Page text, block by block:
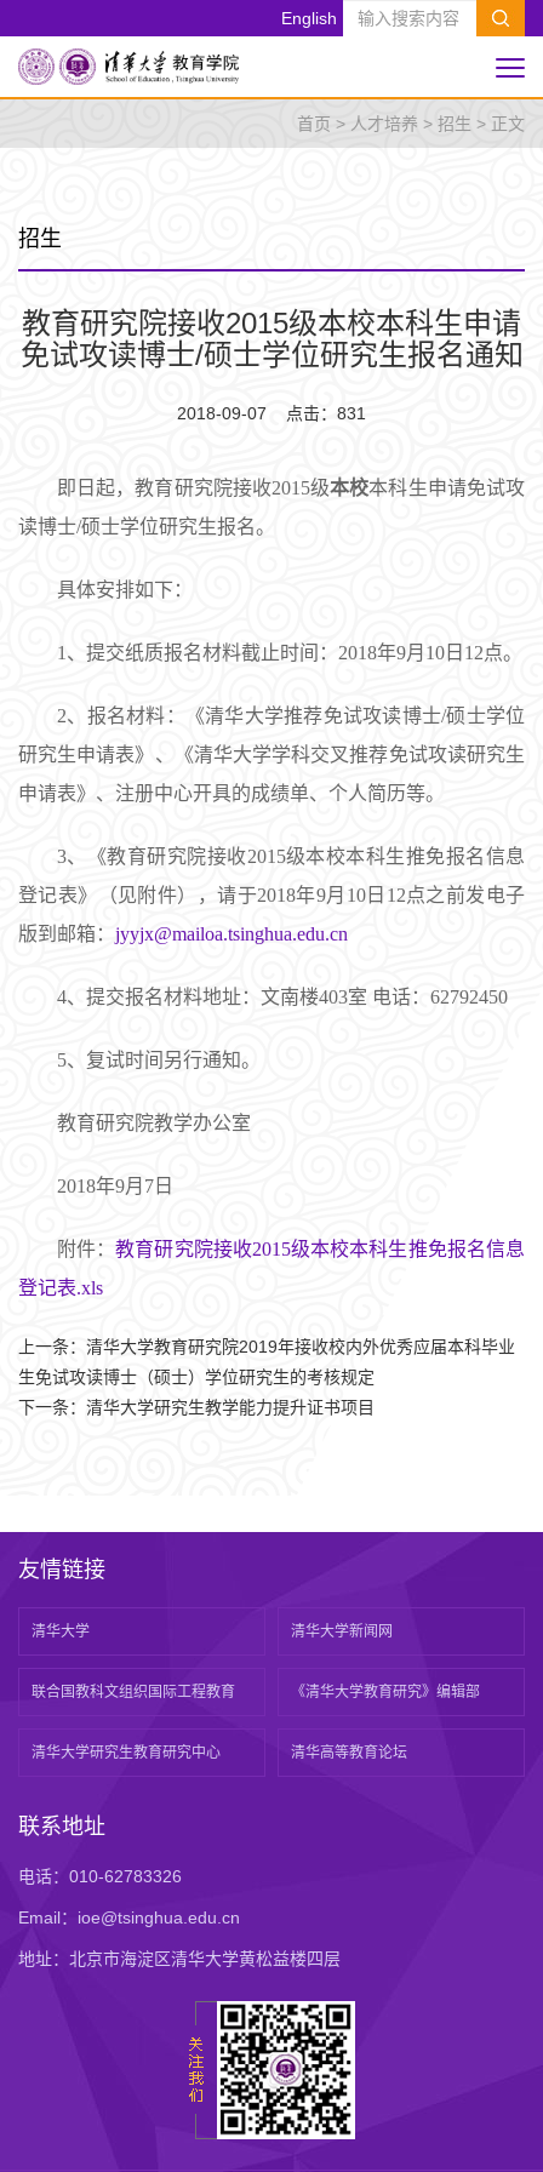
English
首页 > 人才培养 > 招生 > 正文
招生
教育研究院接收2015级本校本科生申请
免试攻读博士/硕士学位研究生报名通知
2018-09-07 点击： 831
即日起，教育研究院接收2015级本校本科生申请免试攻
读博士/硕士学位研究生报名。
具体安排如下：
1、提交纸质报名材料截止时间：2018年9月10日12点。
2、报名材料：《清华大学推荐免试攻读博士/硕士学位
研究生申请表》、《清华大学学科交叉推荐免试攻读研究生
申请表》、注册中心开具的成绩单、个人简历等。
3、《教育研究院接收2015级本校本科生推免报名信息
登记表》（见附件），请于2018年9月10日12点之前发电子
版到邮箱： jyyjx@mailoa.tsinghua.edu.cn
4、提交报名材料地址：文南楼403室 电话：62792450
5、复试时间另行通知。
教育研究院教学办公室
2018年9月7日
附件：教育研究院接收2015级本校本科生推免报名信息
登记表.xls
上一条： 清华大学教育研究院2019年接收校内外优秀应届本科毕业
生免试攻读博士（硕士）学位研究生的考核规定
下一条： 清华大学研究生教学能力提升证书项目
友情链接
清华大学 清华大学新闻网
联合国教科文组织国际工程教育 《清华大学教育研究》编辑部
清华大学研究生教育研究中心 清华高等教育论坛
联系地址
电话：010-62783326
Email：ioe@tsinghua.edu.cn
地址：北京市海淀区清华大学黄松益楼四层